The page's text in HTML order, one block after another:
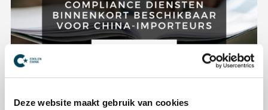
Deze website maakt gebruik van cookies